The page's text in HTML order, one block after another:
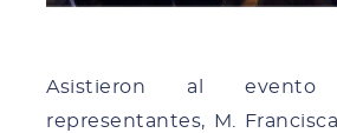
Asistieron al evento
representantes, M.